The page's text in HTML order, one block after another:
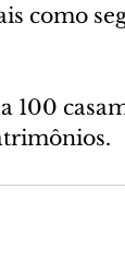
como
100